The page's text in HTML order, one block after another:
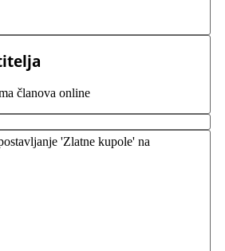
članova online
'Zlatne kupole' na